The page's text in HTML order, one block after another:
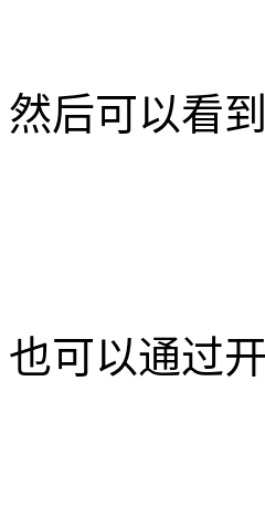
然后可以看
也可以通过